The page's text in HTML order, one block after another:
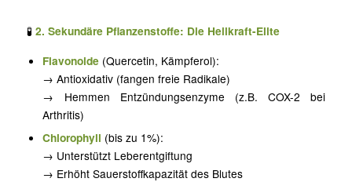
🧪 2. Sekundäre Pflanzenstoffe: Die Heilkraft-Elite
Flavonoide (Quercetin, Kämpferol):
→ Antioxidativ (fangen freie Radikale)
→ Hemmen Entzündungsenzyme (z.B. COX-2 bei
Arthritis)
Chlorophyll (bis zu 1%):
→ Unterstützt Leberentgiftung
→ Erhöht Sauerstoffkapazität des Blutes